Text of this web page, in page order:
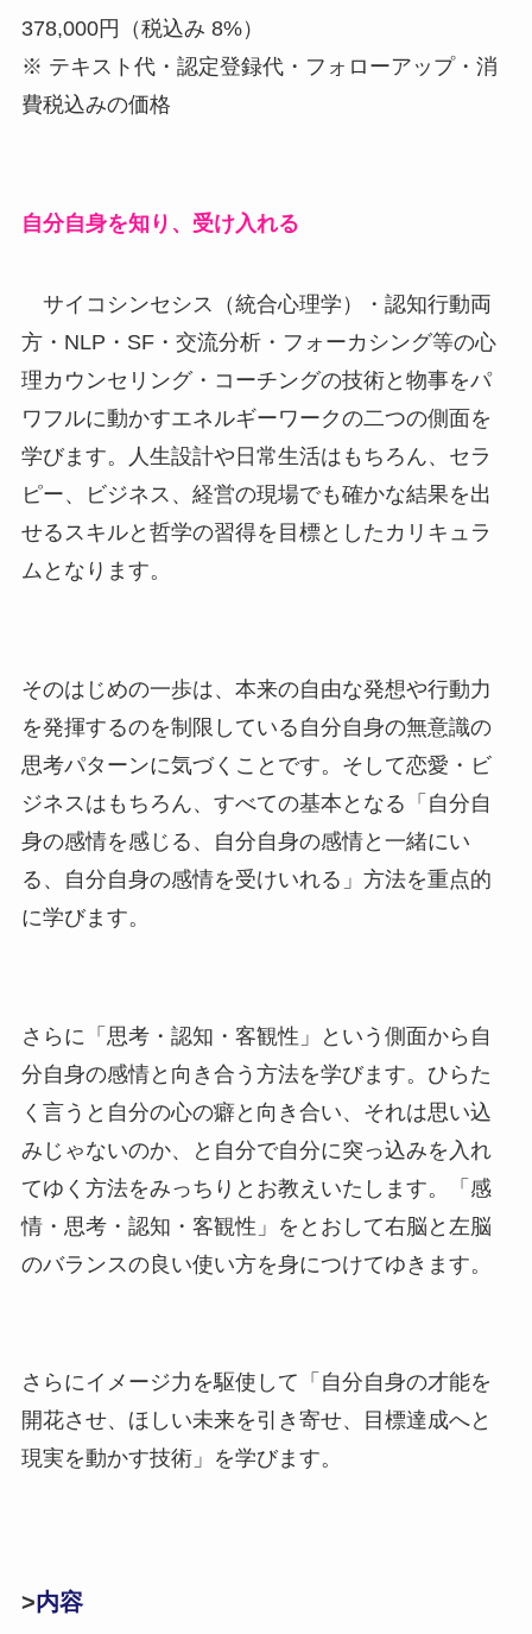
378,000円（税込み 8%）
※ テキスト代・認定登録代・フォローアップ・消
費税込みの価格
自分自身を知り、受け入れる
サイコシンセシス（統合心理学）・認知行動両
方・NLP・SF・交流分析・フォーカシング等の心
理カウンセリング・コーチングの技術と物事をパ
ワフルに動かすエネルギーワークの二つの側面を
学びます。人生設計や日常生活はもちろん、セラ
ピー、ビジネス、経営の現場でも確かな結果を出
せるスキルと哲学の習得を目標としたカリキュラ
ムとなります。
そのはじめの一歩は、本来の自由な発想や行動力
を発揮するのを制限している自分自身の無意識の
思考パターンに気づくことです。そして恋愛・ビ
ジネスはもちろん、すべての基本となる「自分自
身の感情を感じる、自分自身の感情と一緒にい
る、自分自身の感情を受けいれる」方法を重点的
に学びます。
さらに「思考・認知・客観性」という側面から自
分自身の感情と向き合う方法を学びます。ひらた
く言うと自分の心の癖と向き合い、それは思い込
みじゃないのか、と自分で自分に突っ込みを入れ
てゆく方法をみっちりとお教えいたします。「感
情・思考・認知・客観性」をとおして右脳と左脳
のバランスの良い使い方を身につけてゆきます。
さらにイメージ力を駆使して「自分自身の才能を
開花させ、ほしい未来を引き寄せ、目標達成へと
現実を動かす技術」を学びます。
>内容